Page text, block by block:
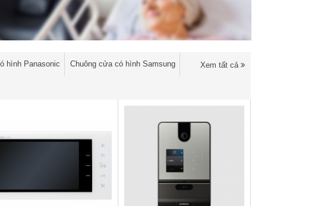
hình Panasonic Chuông cửa có hình Samsung Xem tất cả